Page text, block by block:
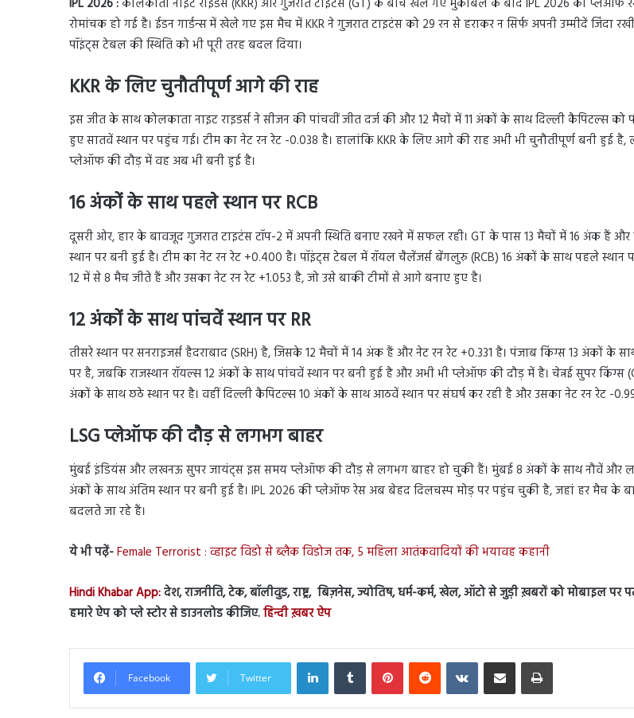
IPL 2026 : कोलकाता नाइट राइडर्स (KKR) और गुजरात टाइटंस (GT) के बीच खेले गए मुकाबले के बाद IPL 2026 की प्लेऑफ
रोमांचक हो गई है। ईडन गार्डन्स में खेले गए इस मैच में KKR ने गुजरात टाइटंस को 29 रन से हराकर न सिर्फ अपनी उम्मीदें जिंदा
पॉइंट्स टेबल की स्थिति को भी पूरी तरह बदल दिया।
KKR के लिए चुनौतीपूर्ण आगे की राह
इस जीत के साथ कोलकाता नाइट राइडर्स ने सीजन की पांचवीं जीत दर्ज की और 12 मैचों में 11 अंकों के साथ दिल्ली कैपिटल्स को
हुए सातवें स्थान पर पहुंच गई। टीम का नेट रन रेट -0.038 है। हालांकि KKR के लिए आगे की राह अभी भी चुनौतीपूर्ण बनी हुई है,
प्लेऑफ की दौड़ में वह अब भी बनी हुई है।
16 अंकों के साथ पहले स्थान पर RCB
दूसरी ओर, हार के बावजूद गुजरात टाइटंस टॉप-2 में अपनी स्थिति बनाए रखने में सफल रही। GT के पास 13 मैचों में 16 अंक हैं
स्थान पर बनी हुई है। टीम का नेट रन रेट +0.400 है। पॉइंट्स टेबल में रॉयल चैलेंजर्स बेंगलुरु (RCB) 16 अंकों के साथ पहले स्थान
12 में से 8 मैच जीते हैं और उसका नेट रन रेट +1.053 है, जो उसे बाकी टीमों से आगे बनाए हुए है।
12 अंकों के साथ पांचवें स्थान पर RR
तीसरे स्थान पर सनराइजर्स हैदराबाद (SRH) है, जिसके 12 मैचों में 14 अंक हैं और नेट रन रेट +0.331 है। पंजाब किंग्स 13 अंकों के
पर है, जबकि राजस्थान रॉयल्स 12 अंकों के साथ पांचवें स्थान पर बनी हुई है और अभी भी प्लेऑफ की दौड़ में है। चेन्नई सुपर किंग्स
अंकों के साथ छठे स्थान पर है। वहीं दिल्ली कैपिटल्स 10 अंकों के साथ आठवें स्थान पर संघर्ष कर रही है और उसका नेट रन रेट -
LSG प्लेऑफ की दौड़ से लगभग बाहर
मुंबई इंडियंस और लखनऊ सुपर जायंट्स इस समय प्लेऑफ की दौड़ से लगभग बाहर हो चुकी हैं। मुंबई 8 अंकों के साथ नौवें और
अंकों के साथ अंतिम स्थान पर बनी हुई है। IPL 2026 की प्लेऑफ रेस अब बेहद दिलचस्प मोड़ पर पहुंच चुकी है, जहां हर मैच के
बदलते जा रहे हैं।
ये भी पढ़ें-Female Terrorist : व्हाइट विडो से ब्लैक विडोज तक, 5 महिला आतंकवादियों की भयावह कहानी
Hindi Khabar App:देश, राजनीति, टेक, बॉलीवुड, राष्ट्र, बिज़नेस, ज्योतिष, धर्म-कर्म, खेल, ऑटो से जुड़ी ख़बरों को मोबाइल पर
हमारे ऐप को प्ले स्टोर से डाउनलोड कीजिए.हिन्दी ख़बर ऐप
Facebook Twitter
LinkedInTumblr PinterestReddit VKontakteShare via Email Print